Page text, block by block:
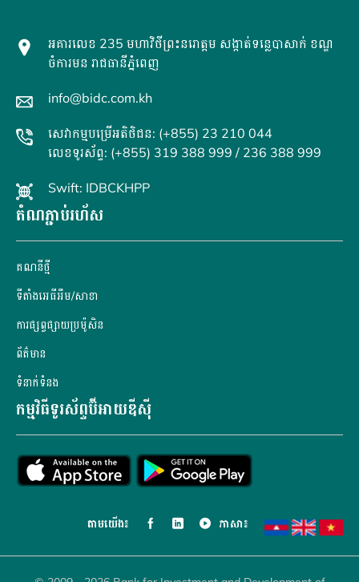
អគារលេខ 235 មហាវិថីព្រះនរោត្តម សង្កាត់ទន្លេបាសាក់ ខណ្ឌ
ចំការមន រាជធានីភ្នំពេញ
info@bidc.com.kh
សេវាកម្មបម្រើអតិថិជន: (+855) 23 210 044
លេខទូរស័ព្ទ: (+855) 319 388 999 / 236 388 999
Swift: IDBCKHPP
តំណភ្ជាប់រហ័ស
គណនី​ថ្មី
ទីតាំងអេធីអឹម/សាខា
ការផ្សព្វផ្សាយប្រម៉ូសិន
ព័ត៌មាន
ទំនាក់ទំនង
កម្មវិធីទូរស័ព្ទប៊ីអាយឌីស៊ី
ភាសា៖
តាម​យើង៖